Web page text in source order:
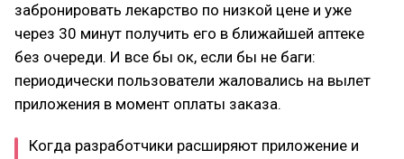
забронировать лекарство по низкой цене и уже
через 30 минут получить его в ближайшей аптеке
без очереди. И все бы ок, если бы не баги:
периодически пользователи жаловались на вылет
приложения в момент оплаты заказа.
Когда разработчики расширяют приложение и